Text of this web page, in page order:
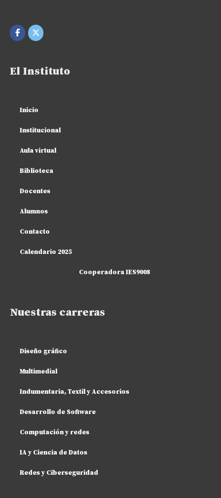
El Instituto
Inicio
Institucional
Aula virtual
Biblioteca
Docentes
Alumnos
Contacto
Calendario 2025
Cooperadora IES9008
Nuestras carreras
Diseño gráfico
Multimedial
Indumentaria, Textil y Accesorios
Desarrollo de Software
Computación y redes
IA y Ciencia de Datos
Redes y Ciberseguridad